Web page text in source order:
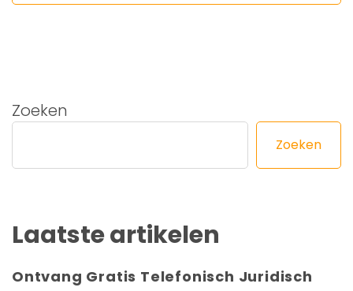
Zoeken
Zoeken
Laatste artikelen
Ontvang Gratis Telefonisch Juridisch